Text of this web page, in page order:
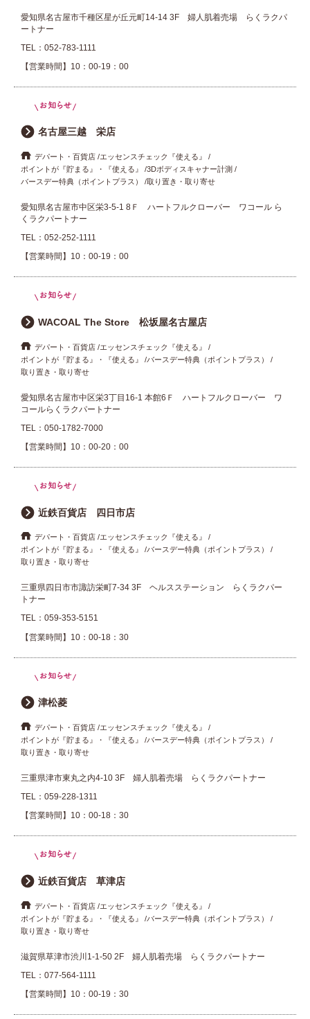
愛知県名古屋市千種区星が丘元町14-14 3F 婦人肌着売場 らくラクパ
ートナー
TEL： 052-783-1111
【営業時間】10：00-19：00
名古屋三越 栄店
デパート・百貨店 エッセンスチェック『使える』
ポイントが『貯まる』・『使える』
3Dボディスキャナー計測
バースデー特典（ポイントプラス）
取り置き・取り寄せ
愛知県名古屋市中区栄3-5-1 8Ｆ ハートフルクローバー ワコール ら
くラクパートナー
TEL： 052-252-1111
【営業時間】10：00-19：00
WACOAL The Store 松坂屋名古屋店
デパート・百貨店 エッセンスチェック『使える』
ポイントが『貯まる』・『使える』
バースデー特典（ポイントプラス）
取り置き・取り寄せ
愛知県名古屋市中区栄3丁目16-1 本館6Ｆ ハートフルクローバー ワ
コールらくラクパートナー
TEL： 050-1782-7000
【営業時間】10：00-20：00
近鉄百貨店 四日市店
デパート・百貨店 エッセンスチェック『使える』
ポイントが『貯まる』・『使える』
バースデー特典（ポイントプラス）
取り置き・取り寄せ
三重県四日市市諏訪栄町7-34 3F ヘルスステーション らくラクパー
トナー
TEL： 059-353-5151
【営業時間】10：00-18：30
津松菱
デパート・百貨店 エッセンスチェック『使える』
ポイントが『貯まる』・『使える』
バースデー特典（ポイントプラス）
取り置き・取り寄せ
三重県津市東丸之内4-10 3F 婦人肌着売場 らくラクパートナー
TEL： 059-228-1311
【営業時間】10：00-18：30
近鉄百貨店 草津店
デパート・百貨店 エッセンスチェック『使える』
ポイントが『貯まる』・『使える』
バースデー特典（ポイントプラス）
取り置き・取り寄せ
滋賀県草津市渋川1-1-50 2F 婦人肌着売場 らくラクパートナー
TEL： 077-564-1111
【営業時間】10：00-19：30